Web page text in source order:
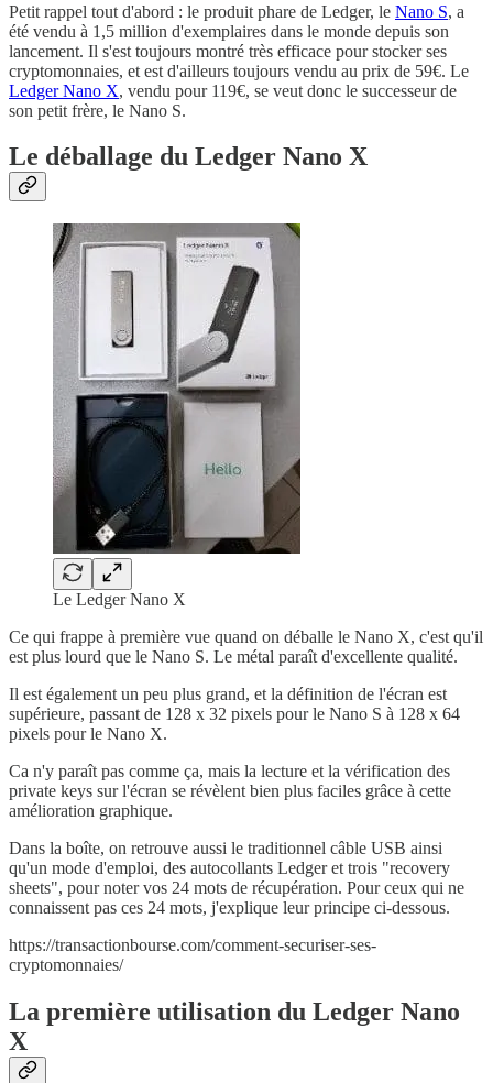
Petit rappel tout d'abord : le produit phare de Ledger, le Nano S, a
été vendu à 1,5 million d'exemplaires dans le monde depuis son
lancement. Il s'est toujours montré très efficace pour stocker ses
cryptomonnaies, et est d'ailleurs toujours vendu au prix de 59€. Le
Ledger Nano X, vendu pour 119€, se veut donc le successeur de
son petit frère, le Nano S.
Le déballage du Ledger Nano X
Le Ledger Nano X
Ce qui frappe à première vue quand on déballe le Nano X, c'est qu'il
est plus lourd que le Nano S. Le métal paraît d'excellente qualité.
Il est également un peu plus grand, et la définition de l'écran est
supérieure, passant de 128 x 32 pixels pour le Nano S à 128 x 64
pixels pour le Nano X.
Ca n'y paraît pas comme ça, mais la lecture et la vérification des
private keys sur l'écran se révèlent bien plus faciles grâce à cette
amélioration graphique.
Dans la boîte, on retrouve aussi le traditionnel câble USB ainsi
qu'un mode d'emploi, des autocollants Ledger et trois "recovery
sheets", pour noter vos 24 mots de récupération. Pour ceux qui ne
connaissent pas ces 24 mots, j'explique leur principe ci-dessous.
https://transactionbourse.com/comment-securiser-ses-
cryptomonnaies/
La première utilisation du Ledger Nano
X